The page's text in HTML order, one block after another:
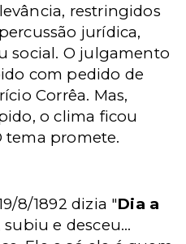
restringidos
jurídica,
social. O julgamento
com pedido de
Corrêa. Mas,
o clima ficou
tema promete.
8/1892 dizia "Dia a
e desceu...